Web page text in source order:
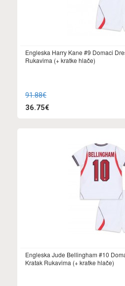
Engleska Harry Kane #9 Domaci
Rukavima (+ kratke hlače)
91.88€
36.75€
Engleska Jude Bellingham #10
Kratak Rukavima (+ kratke hlače)